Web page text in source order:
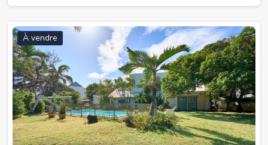
À vendre